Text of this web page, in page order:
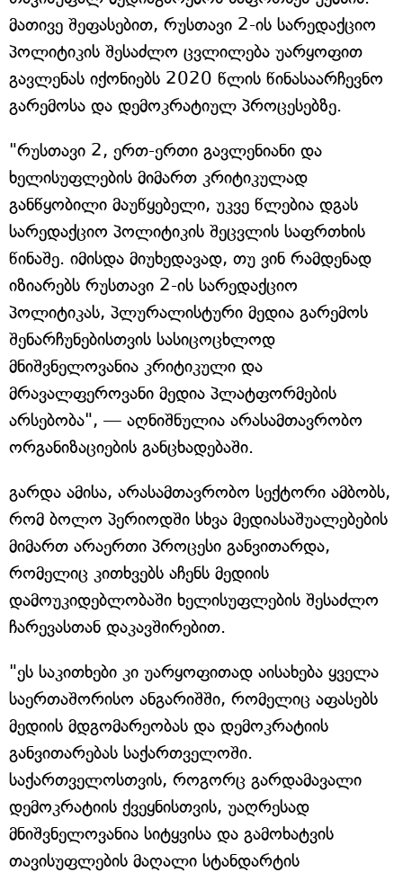
მათივე შეფასებით, რუსთავი 2-ის სარედაქციო
პოლიტიკის შესაძლო ცვლილება უარყოფით
გავლენას იქონიებს 2020 წლის წინასაარჩევნო
გარემოსა და დემოკრატიულ პროცესებზე.
"რუსთავი 2, ერთ-ერთი გავლენიანი და
ხელისუფლების მიმართ კრიტიკულად
განწყობილი მაუწყებელი, უკვე წლებია დგას
სარედაქციო პოლიტიკის შეცვლის საფრთხის
წინაშე. იმისდა მიუხედავად, თუ ვინ რამდენად
იზიარებს რუსთავი 2-ის სარედაქციო
პოლიტიკას, პლურალისტური მედია გარემოს
შენარჩუნებისთვის სასიცოცხლოდ
მნიშვნელოვანია კრიტიკული და
მრავალფეროვანი მედია პლატფორმების
არსებობა", — აღნიშნულია არასამთავრობო
ორგანიზაციების განცხადებაში.
გარდა ამისა, არასამთავრობო სექტორი ამბობს,
რომ ბოლო პერიოდში სხვა მედიასაშუალებების
მიმართ არაერთი პროცესი განვითარდა,
რომელიც კითხვებს აჩენს მედიის
დამოუკიდებლობაში ხელისუფლების შესაძლო
ჩარევასთან დაკავშირებით.
"ეს საკითხები კი უარყოფითად აისახება ყველა
საერთაშორისო ანგარიშში, რომელიც აფასებს
მედიის მდგომარეობას და დემოკრატიის
განვითარებას საქართველოში.
საქართველოსთვის, როგორც გარდამავალი
დემოკრატიის ქვეყნისთვის, უაღრესად
მნიშვნელოვანია სიტყვისა და გამოხატვის
თავისუფლების მაღალი სტანდარტის